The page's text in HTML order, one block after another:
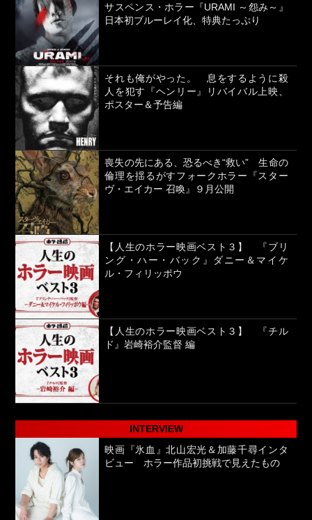
サスペンス・ホラー『URAMI ～怨み～』
日本初ブルーレイ化、特典たっぷり
それも俺がやった。 息をするように殺
人を犯す『ヘンリー』リバイバル上映、
ポスター＆予告編
喪失の先にある、恐るべき“救い” 生命の
倫理を揺るがすフォークホラー『スター
ヴ・エイカー 召喚』９月公開
【人生のホラー映画ベスト３】 『ブリ
ング・ハー・バック』ダニー＆マイケ
ル・フィリッポウ
【人生のホラー映画ベスト３】 『チル
ド』岩崎裕介監督 編
INTERVIEW
映画『氷血』北山宏光＆加藤千尋インタ
ビュー ホラー作品初挑戦で見えたもの